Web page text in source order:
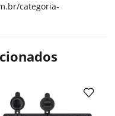
categoria-